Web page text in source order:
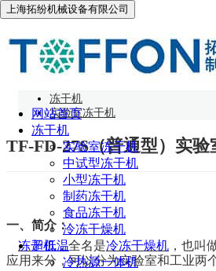
上海拓纷机械设备有限公司
网站首页
冻干机
实验室冻干机
中试型冻干机
小型冻干机
制药冻干机
食品冻干机
冷冻干燥机
超低温
冷热源一体机
实验室冻干机
冻干机
实验室冻干机
TF-FD-27S（普通型）实
一、简介：
冻干机，全名是冷冻干燥机 ，也叫
应用来分，可以分为实验室和工业两